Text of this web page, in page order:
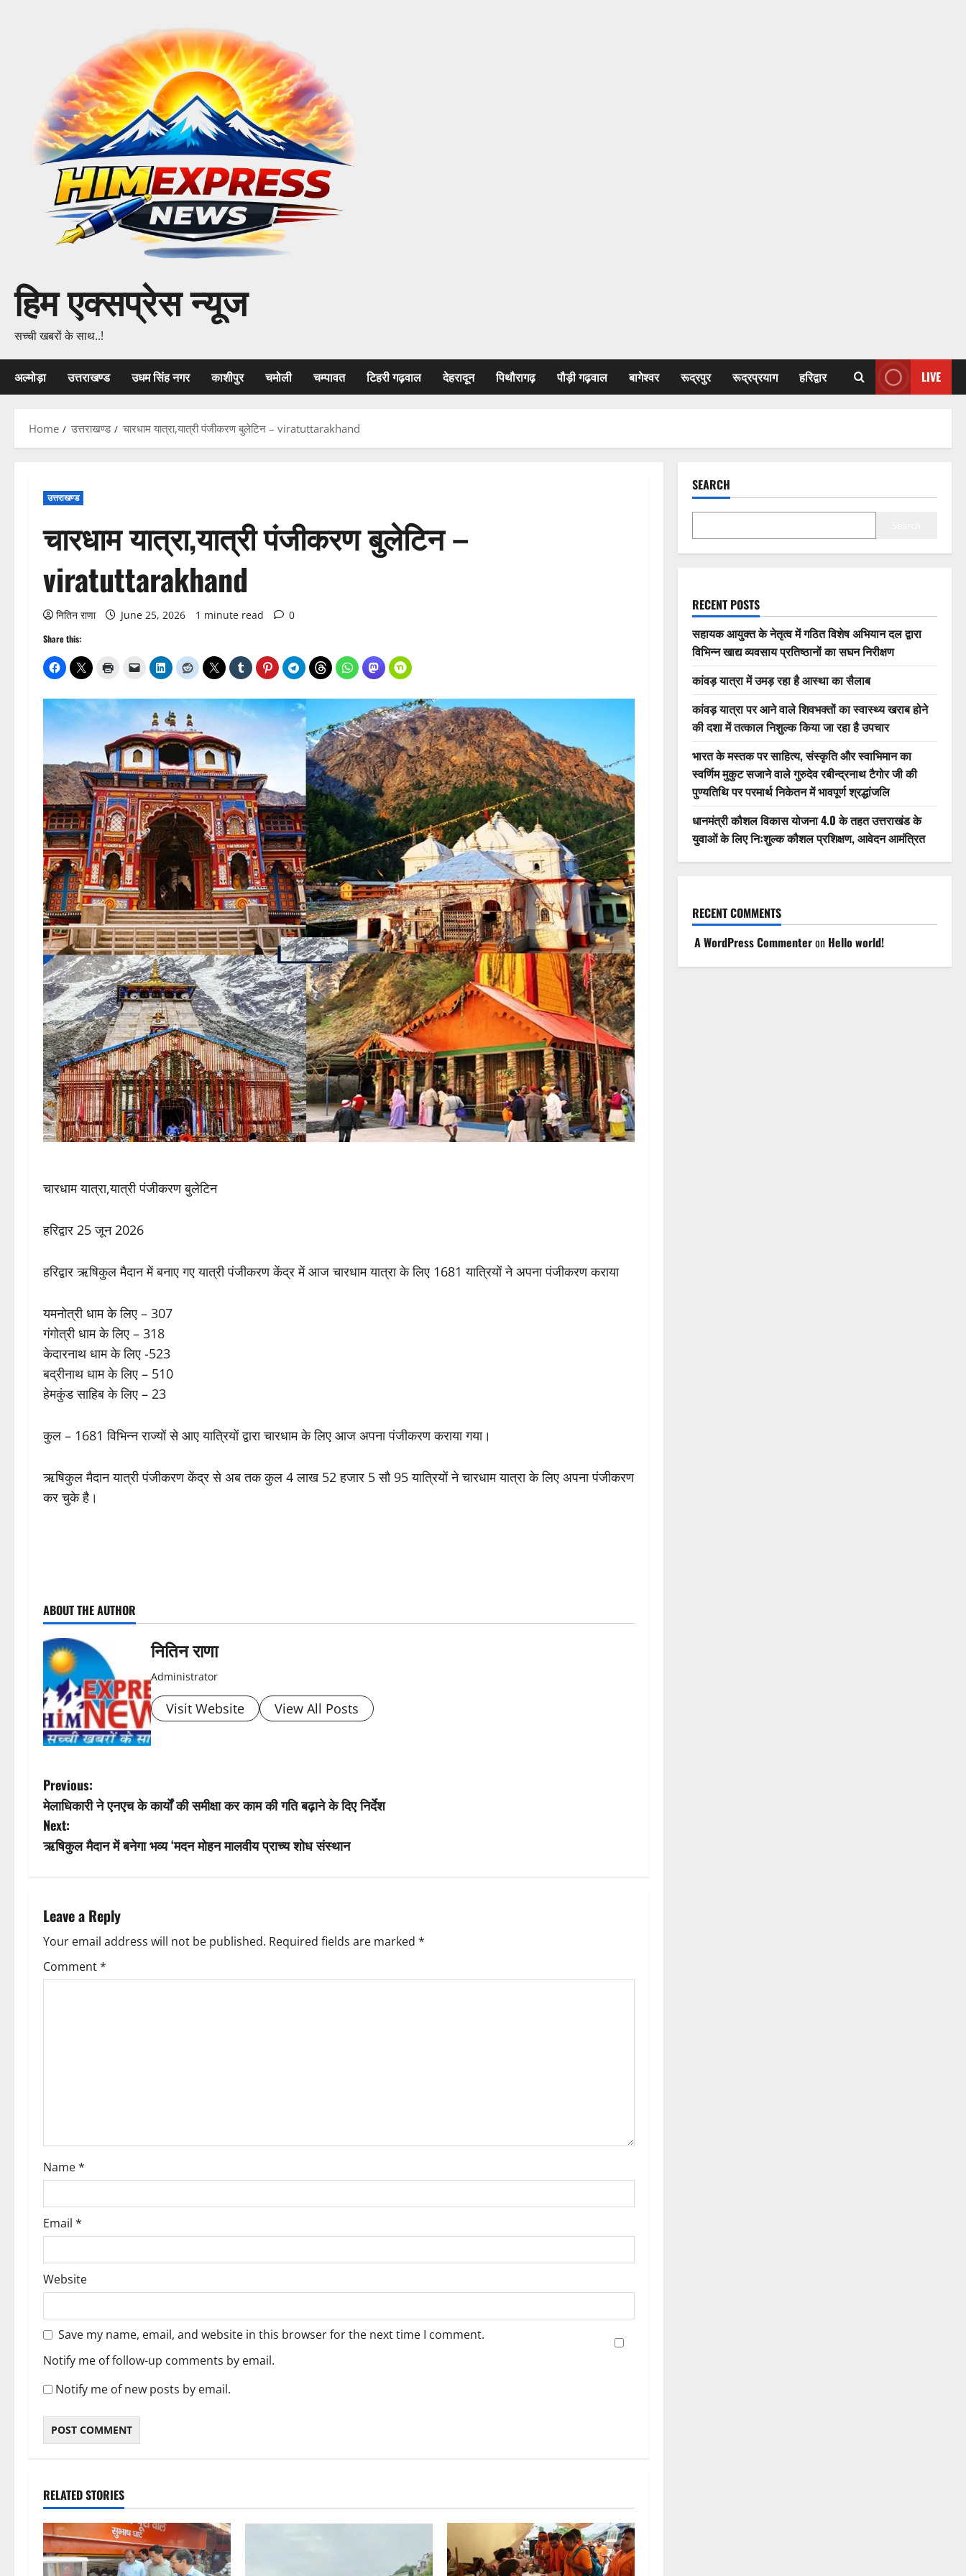
हिम एक्सप्रेस न्यूज
सच्ची खबरों के साथ..!
अल्मोड़ा उत्तराखण्ड उधम सिंह नगर काशीपुर चमोली चम्पावत टिहरी गढ़वाल देहरादून पिथौरागढ़ पौड़ी गढ़वाल बागेश्वर रूद्रपुर रूद्रप्रयाग हरिद्वार LIVE
Home उत्तराखण्ड चारधाम यात्रा,यात्री पंजीकरण बुलेटिन – viratuttarakhand
उत्तराखण्ड
चारधाम यात्रा,यात्री पंजीकरण बुलेटिन –
viratuttarakhand
नितिन राणा June 25, 2026 1 minute read 0
Share this:
चारधाम यात्रा,यात्री पंजीकरण बुलेटिन
हरिद्वार 25 जून 2026
हरिद्वार ऋषिकुल मैदान में बनाए गए यात्री पंजीकरण केंद्र में आज चारधाम यात्रा के लिए 1681 यात्रियों ने अपना पंजीकरण कराया
यमनोत्री धाम के लिए – 307
गंगोत्री धाम के लिए – 318
केदारनाथ धाम के लिए -523
बद्रीनाथ धाम के लिए – 510
हेमकुंड साहिब के लिए – 23
कुल – 1681 विभिन्न राज्यों से आए यात्रियों द्वारा चारधाम के लिए आज अपना पंजीकरण कराया गया।
ऋषिकुल मैदान यात्री पंजीकरण केंद्र से अब तक कुल 4 लाख 52 हजार 5 सौ 95 यात्रियों ने चारधाम यात्रा के लिए अपना पंजीकरण
कर चुके है।
o
s
t
n
a
v
i
g
i
o
n
ABOUT THE AUTHOR
नितिन राणा
Administrator
Visit Website View All Posts
P
o
s
n
a
v
o
n
Previous:
मेलाधिकारी ने एनएच के कार्यों की समीक्षा कर काम की गति बढ़ाने के दिए निर्देश
Next:
ऋषिकुल मैदान में बनेगा भव्य ‘मदन मोहन मालवीय प्राच्य शोध संस्थान
Leave a Reply
Your email address will not be published. Required fields are marked *
Comment*
Name*
Email *
Website
Save my name, email, and website in this browser for the next time I comment.
Notify me of follow-up comments by email.
Notify me of new posts by email.
RELATED STORIES
SEARCH
RECENT POSTS
सहायक आयुक्त के नेतृत्व में गठित विशेष अभियान दल द्वारा
विभिन्न खाद्य व्यवसाय प्रतिष्ठानों का सघन निरीक्षण
कांवड़ यात्रा में उमड़ रहा है आस्था का सैलाब
कांवड़ यात्रा पर आने वाले शिवभक्तों का स्वास्थ्य खराब होने
की दशा में तत्काल निशुल्क किया जा रहा है उपचार
भारत के मस्तक पर साहित्य, संस्कृति और स्वाभिमान का
स्वर्णिम मुकुट सजाने वाले गुरुदेव रबीन्द्रनाथ टैगोर जी की
पुण्यतिथि पर परमार्थ निकेतन में भावपूर्ण श्रद्धांजलि
धानमंत्री कौशल विकास योजना 4.0 के तहत उत्तराखंड के
युवाओं के लिए निःशुल्क कौशल प्रशिक्षण, आवेदन आमंत्रित
RECENT COMMENTS
A WordPress Commenteron Hello world!